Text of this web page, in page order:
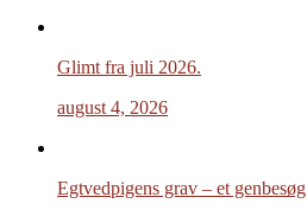
Glimt fra juli 2026.
august 4, 2026
Egtvedpigens grav – et genbesøg